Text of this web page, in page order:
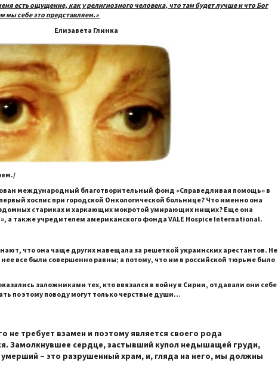
есть ощущение, как у религиозного человека, что там будет лучше и что Бог
мы себе это представляем.»
Глинка
международный благотворительный фонд «Справедливая помощь» в
хоспис при городской Онкологической больнице? Что именно она
стариках и харкающих мокротой умирающих нищих? Еще она
а также учредителем американского фонда VALE Hospice International.
что она чаще других навещала за решеткой украинских арестантов. Не
все были совершенно равны; а потому, что им в российской тюрьме было
заложниками тех, кто ввязался в войну в Сирии, отдавали они себе
по этому поводу могут только черствые души…
не требует взамен и поэтому является своего рода
Замолкнувшее сердце, застывший купол недышащей груди,
– это разрушенный храм, и, гляда на него, мы должны